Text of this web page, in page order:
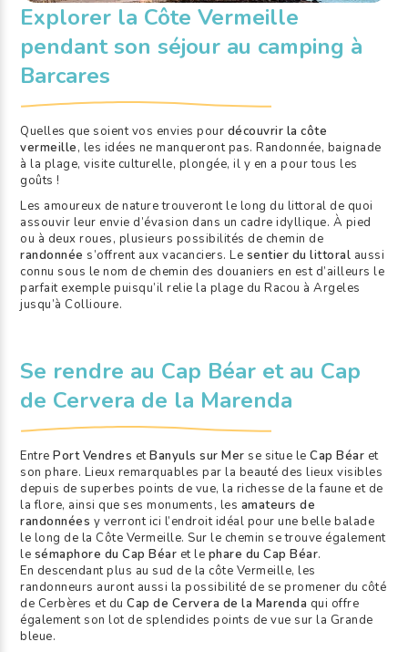
Explorer la Côte Vermeille
pendant son séjour au camping à
Barcares
Quelles que soient vos envies pour découvrir la côte
vermeille, les idées ne manqueront pas. Randonnée, baignade
à la plage, visite culturelle, plongée, il y en a pour tous les
goûts !
Les amoureux de nature trouveront le long du littoral de quoi
assouvir leur envie d’évasion dans un cadre idyllique. À pied
ou à deux roues, plusieurs possibilités de chemin de
randonnée s’offrent aux vacanciers. Le sentier du littoral aussi
connu sous le nom de chemin des douaniers en est d’ailleurs le
parfait exemple puisqu’il relie la plage du Racou à Argeles
jusqu’à Collioure.
Se rendre au Cap Béar et au Cap
de Cervera de la Marenda
EntrePort Vendres etBanyuls sur Mer se situe leCap Béar et
son phare. Lieux remarquables par la beauté des lieux visibles
depuis de superbes points de vue, la richesse de la faune et de
la flore, ainsi que ses monuments, les amateurs de
randonnées y verront ici l’endroit idéal pour une belle balade
le long de la Côte Vermeille. Sur le chemin se trouve également
le sémaphore du Cap Béar et le phare du Cap Béar.
En descendant plus au sud de la côte Vermeille, les
randonneurs auront aussi la possibilité de se promener du côté
de Cerbères et duCap de Cervera de la Marenda qui offre
également son lot de splendides points de vue sur la Grande
bleue.